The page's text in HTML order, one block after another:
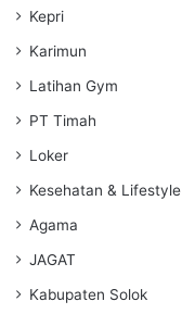
Kepri
Karimun
Latihan Gym
PT Timah
Loker
Kesehatan & Lifestyle
Agama
JAGAT
Kabupaten Solok